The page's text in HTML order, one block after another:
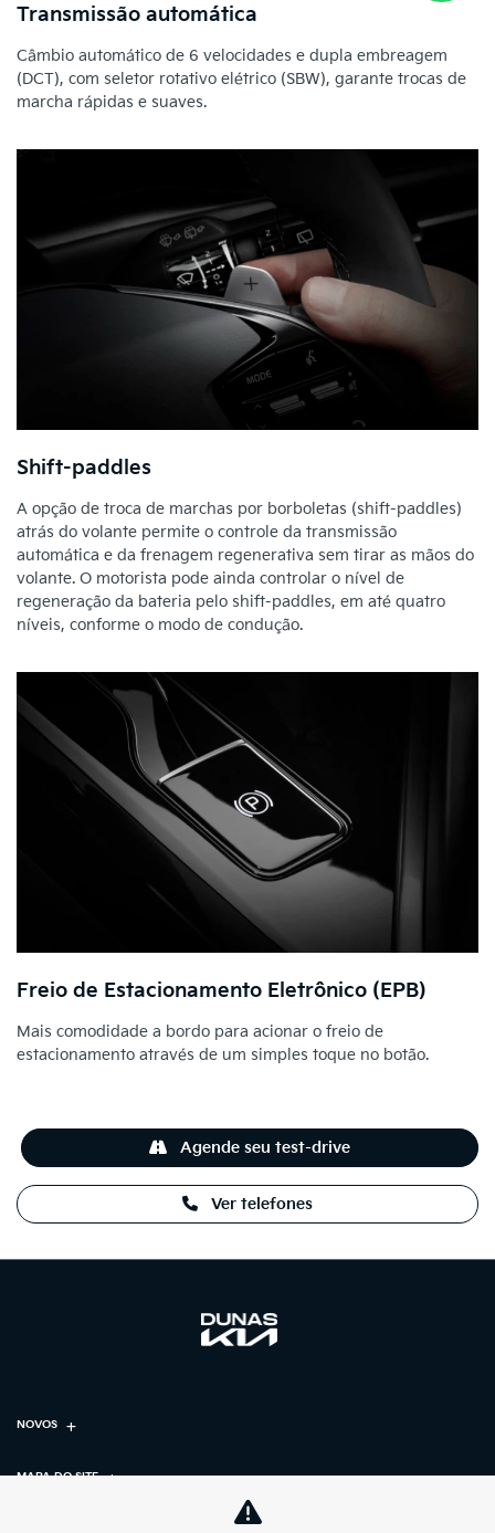
Transmissão automática
Câmbio automático de 6 velocidades e dupla embreagem
(DCT), com seletor rotativo elétrico (SBW), garante trocas de
marcha rápidas e suaves.
Shift-paddles
A opção de troca de marchas por borboletas (shift-paddles)
atrás do volante permite o controle da transmissão
automática e da frenagem regenerativa sem tirar as mãos do
volante. O motorista pode ainda controlar o nível de
regeneração da bateria pelo shift-paddles, em até quatro
níveis, conforme o modo de condução.
Freio de Estacionamento Eletrônico (EPB)
Mais comodidade a bordo para acionar o freio de
estacionamento através de um simples toque no botão.
Ver telefones
Agende seu test-drive
NOVOS
MAPA DO SITE